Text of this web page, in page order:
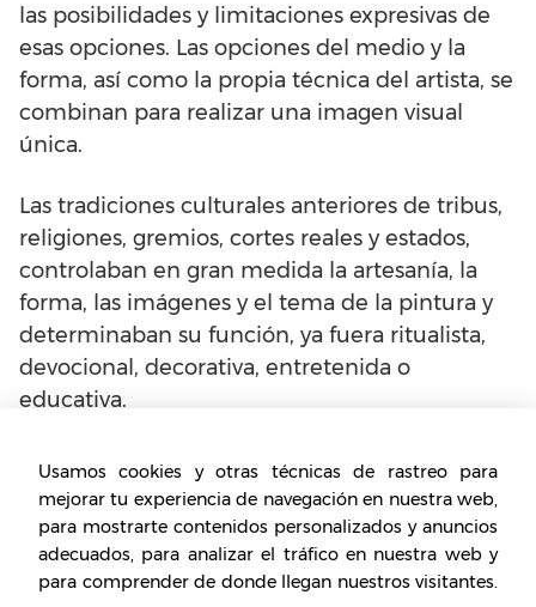
las posibilidades y limitaciones expresivas de
esas opciones. Las opciones del medio y la
forma, así como la propia técnica del artista, se
combinan para realizar una imagen visual
única.
Las tradiciones culturales anteriores de tribus,
religiones, gremios, cortes reales y estados,
controlaban en gran medida la artesanía, la
forma, las imágenes y el tema de la pintura y
determinaban su función, ya fuera ritualista,
devocional, decorativa, entretenida o
educativa.
Los pintores se empleaban más como
artesanos hábiles que como artistas creativos.
Posteriormente, la noción del buen artista se
desarrolló en Asia y en la Europa del
Renacimiento. A los pintores destacados se les
Usamos cookies y otras técnicas de rastreo para
mejorar tu experiencia de navegación en nuestra web,
para mostrarte contenidos personalizados y anuncios
adecuados, para analizar el tráfico en nuestra web y
para comprender de donde llegan nuestros visitantes.